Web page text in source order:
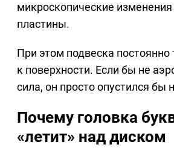
микроскопические изменения
пластины.
При этом подвеска постоянно
к поверхности. Если бы не
сила, он просто опустился бы
Почему головка
«летит» над диском